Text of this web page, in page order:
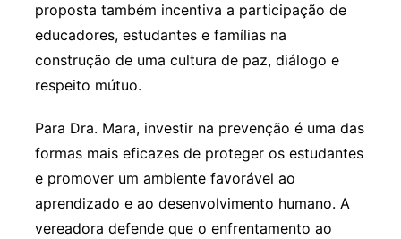
proposta também incentiva a participação de
educadores, estudantes e famílias na
construção de uma cultura de paz, diálogo e
respeito mútuo.
Para Dra. Mara, investir na prevenção é uma das
formas mais eficazes de proteger os estudantes
e promover um ambiente favorável ao
aprendizado e ao desenvolvimento humano. A
vereadora defende que o enfrentamento ao